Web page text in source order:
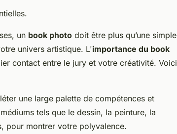
un book photo doit être plus qu’une simple
univers artistique. L'importance du book
contact entre le jury et votre créativité. Voici
une large palette de compétences et
tels que le dessin, la peinture, la
pour montrer votre polyvalence.